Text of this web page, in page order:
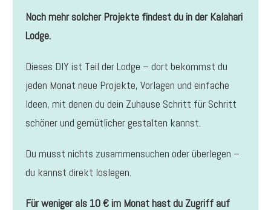
Noch mehr solcher Projekte findest du in der Kalahari
Lodge.
Dieses DIY ist Teil der Lodge – dort bekommst du
jeden Monat neue Projekte, Vorlagen und einfache
Ideen, mit denen du dein Zuhause Schritt für Schritt
schöner und gemütlicher gestalten kannst.
Du musst nichts zusammensuchen oder überlegen –
du kannst direkt loslegen.
Für weniger als 10 € im Monat hast du Zugriff auf